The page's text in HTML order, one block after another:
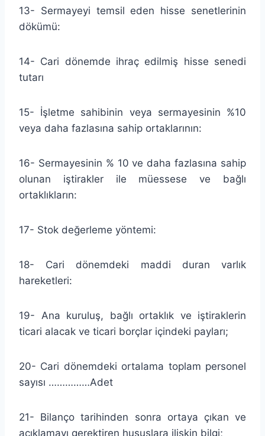
13- Sermayeyi temsil eden hisse senetlerinin
dökümü:
14- Cari dönemde ihraç edilmiş hisse senedi
tutarı
15- İşletme sahibinin veya sermayesinin %10
veya daha fazlasına sahip ortaklarının:
16- Sermayesinin % 10 ve daha fazlasına sahip
olunan iştirakler ile müessese ve bağlı
ortaklıkların:
17- Stok değerleme yöntemi:
18- Cari dönemdeki maddi duran varlık
hareketleri:
19- Ana kuruluş, bağlı ortaklık ve iştiraklerin
ticari alacak ve ticari borçlar içindeki payları;
20- Cari dönemdeki ortalama toplam personel
sayısı ……………Adet
21- Bilanço tarihinden sonra ortaya çıkan ve
açıklamayı gerektiren hususlara ilişkin bilgi;